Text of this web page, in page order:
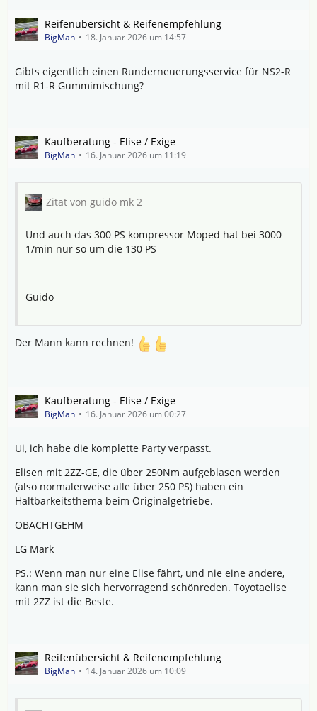
Reifenübersicht & Reifenempfehlung
BigMan 18. Januar 2026 um 14:57
Gibts eigentlich einen Runderneuerungsservice für NS2-R
mit R1-R Gummimischung?
Kaufberatung - Elise / Exige
BigMan 16. Januar 2026 um 11:19
Zitat von guido mk 2
Und auch das 300 PS kompressor Moped hat bei 3000
1/min nur so um die 130 PS
Guido
Der Mann kann rechnen!
Kaufberatung - Elise / Exige
BigMan 16. Januar 2026 um 00:27
Ui, ich habe die komplette Party verpasst.
Elisen mit 2ZZ-GE, die über 250Nm aufgeblasen werden
(also normalerweise alle über 250 PS) haben ein
Haltbarkeitsthema beim Originalgetriebe.
OBACHTGEHM
LG Mark
PS.: Wenn man nur eine Elise fährt, und nie eine andere,
kann man sie sich hervorragend schönreden. Toyotaelise
mit 2ZZ ist die Beste.
Reifenübersicht & Reifenempfehlung
BigMan 14. Januar 2026 um 10:09